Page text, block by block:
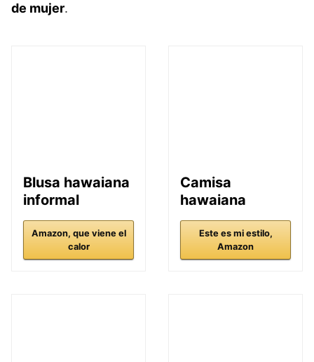
de mujer.
Blusa hawaiana
informal
Amazon, que viene el
calor
Camisa
hawaiana
Este es mi estilo,
Amazon